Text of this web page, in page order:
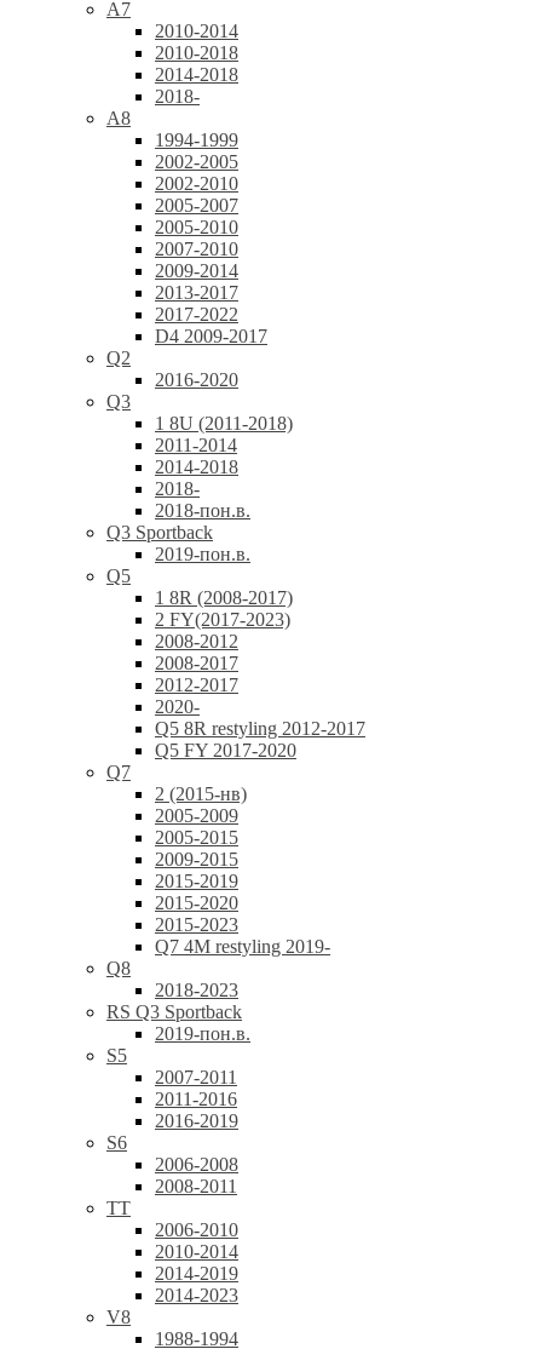
A7
2010-2014
2010-2018
2014-2018
2018-
A8
1994-1999
2002-2005
2002-2010
2005-2007
2005-2010
2007-2010
2009-2014
2013-2017
2017-2022
D4 2009-2017
Q2
2016-2020
Q3
1 8U (2011-2018)
2011-2014
2014-2018
2018-
2018-пон.в.
Q3 Sportback
2019-пон.в.
Q5
1 8R (2008-2017)
2 FY(2017-2023)
2008-2012
2008-2017
2012-2017
2020-
Q5 8R restyling 2012-2017
Q5 FY 2017-2020
Q7
2 (2015-нв)
2005-2009
2005-2015
2009-2015
2015-2019
2015-2020
2015-2023
Q7 4M restyling 2019-
Q8
2018-2023
RS Q3 Sportback
2019-пон.в.
S5
2007-2011
2011-2016
2016-2019
S6
2006-2008
2008-2011
TT
2006-2010
2010-2014
2014-2019
2014-2023
V8
1988-1994